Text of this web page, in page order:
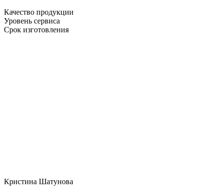
Качество продукции
Уровень сервиса
Срок изготовления
Кристина Шатунова